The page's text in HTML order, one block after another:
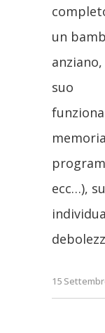
un
suo
ecc…),
15